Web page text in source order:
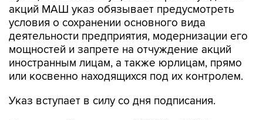
деятельности предприятия, модернизации его
мощностей и запрете на отчуждение акций
иностранным лицам, а также юрлицам, прямо
или косвенно находящихся под их контролем.
Указ вступает в силу со дня подписания.
Пакет акций в размере 66,06% в МАШ